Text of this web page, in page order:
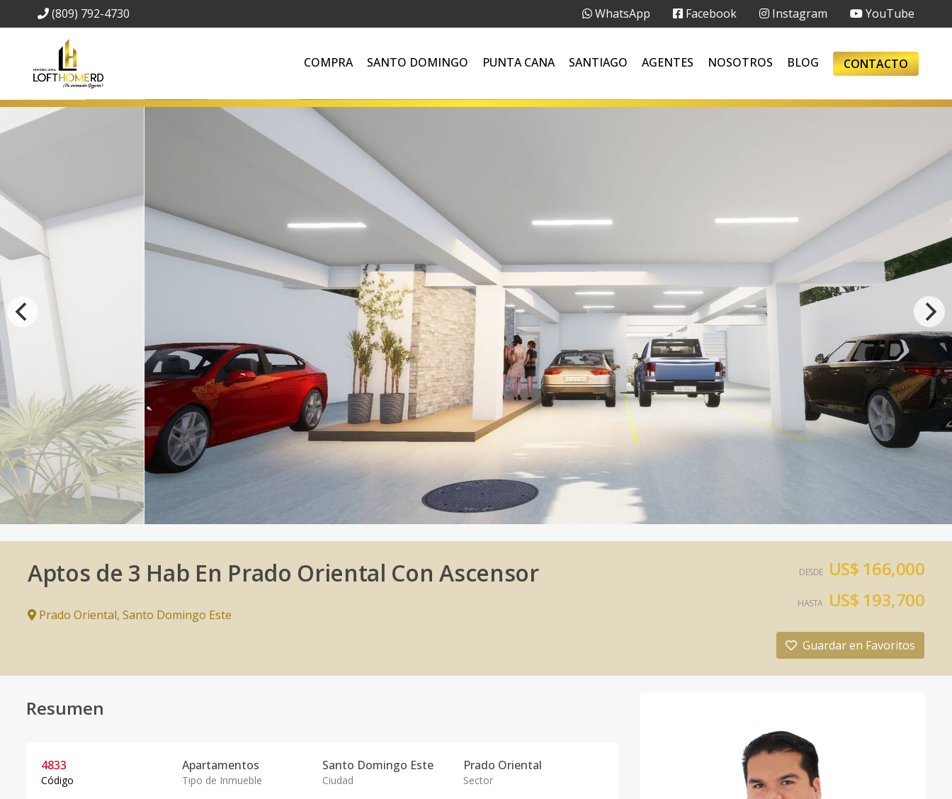
(809) 792-4730 WhatsApp Facebook Instagram YouTube
COMPRA SANTO DOMINGO PUNTA CANA SANTIAGO AGENTES NOSOTROS BLOG CONTACTO
Aptos de 3 Hab En Prado Oriental Con Ascensor
Prado Oriental, Santo Domingo Este
DESDE US$ 166,000
HASTA US$ 193,700
Guardar en Favoritos
Resumen
4833
Código
Apartamentos
Tipo de Inmueble
Santo Domingo Este
Ciudad
Prado Oriental
Sector